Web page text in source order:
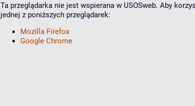
Ta przeglądarka nie jest wspierana w USOSweb. Aby
jednej z poniższych przeglądarek:
Mozilla Firefox
Google Chrome